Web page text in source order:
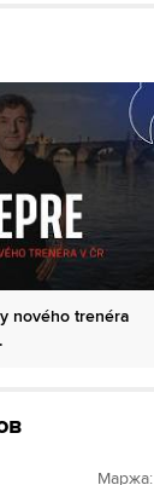
nového trenéra
Маржа: